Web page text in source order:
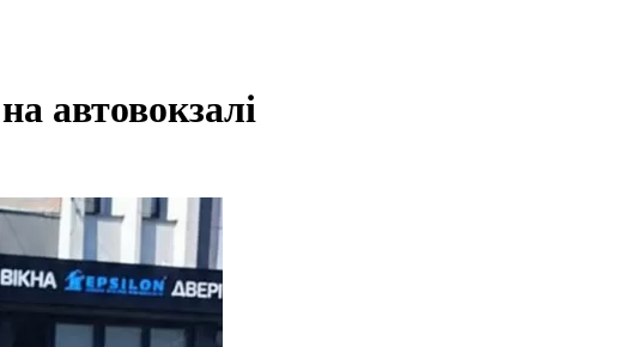
автовокзалі